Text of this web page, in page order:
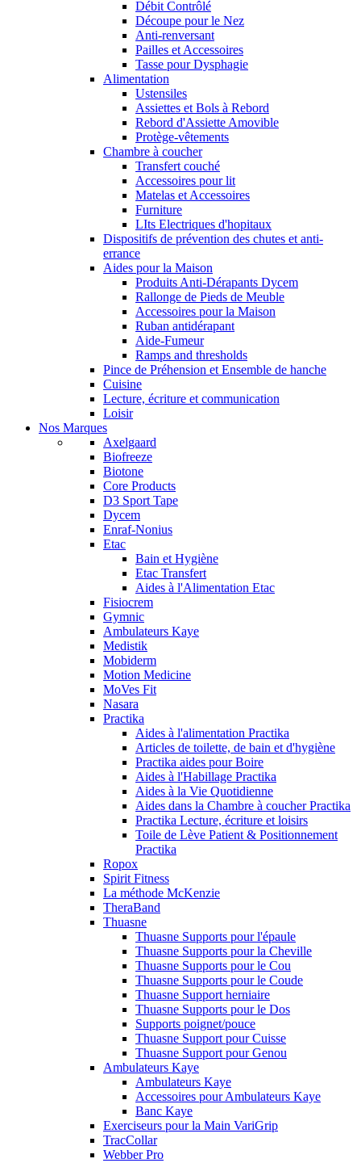
Débit Contrôlé
Découpe pour le Nez
Anti-renversant
Pailles et Accessoires
Tasse pour Dysphagie
Alimentation
Ustensiles
Assiettes et Bols à Rebord
Rebord d'Assiette Amovible
Protège-vêtements
Chambre à coucher
Transfert couché
Accessoires pour lit
Matelas et Accessoires
Furniture
LIts Electriques d'hopitaux
Dispositifs de prévention des chutes et anti-
errance
Aides pour la Maison
Produits Anti-Dérapants Dycem
Rallonge de Pieds de Meuble
Accessoires pour la Maison
Ruban antidérapant
Aide-Fumeur
Ramps and thresholds
Pince de Préhension et Ensemble de hanche
Cuisine
Lecture, écriture et communication
Loisir
Nos Marques
Axelgaard
Biofreeze
Biotone
Core Products
D3 Sport Tape
Dycem
Enraf-Nonius
Etac
Bain et Hygiène
Etac Transfert
Aides à l'Alimentation Etac
Fisiocrem
Gymnic
Ambulateurs Kaye
Medistik
Mobiderm
Motion Medicine
MoVes Fit
Nasara
Practika
Aides à l'alimentation Practika
Articles de toilette, de bain et d'hygiène
Practika aides pour Boire
Aides à l'Habillage Practika
Aides à la Vie Quotidienne
Aides dans la Chambre à coucher Practika
Practika Lecture, écriture et loisirs
Toile de Lève Patient & Positionnement
Practika
Ropox
Spirit Fitness
La méthode McKenzie
TheraBand
Thuasne
Thuasne Supports pour l'épaule
Thuasne Supports pour la Cheville
Thuasne Supports pour le Cou
Thuasne Supports pour le Coude
Thuasne Support herniaire
Thuasne Supports pour le Dos
Supports poignet/pouce
Thuasne Support pour Cuisse
Thuasne Support pour Genou
Ambulateurs Kaye
Ambulateurs Kaye
Accessoires pour Ambulateurs Kaye
Banc Kaye
Exerciseurs pour la Main VariGrip
TracCollar
Webber Pro